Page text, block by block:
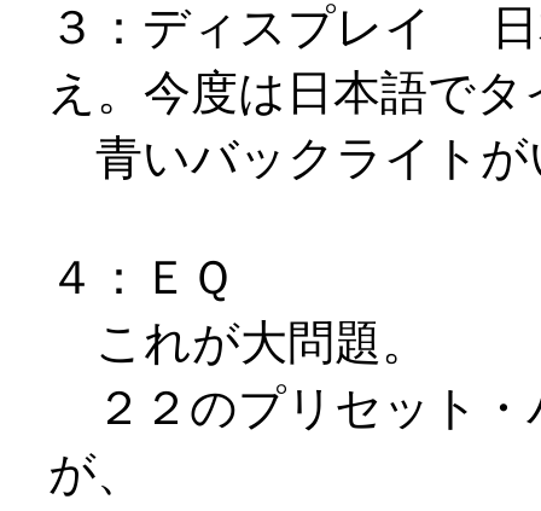
３：ディスプレイ 日
え。今度は日本語で
青いバックライトが
４：ＥＱ
これが大問題。
２２のプリセット・
が、